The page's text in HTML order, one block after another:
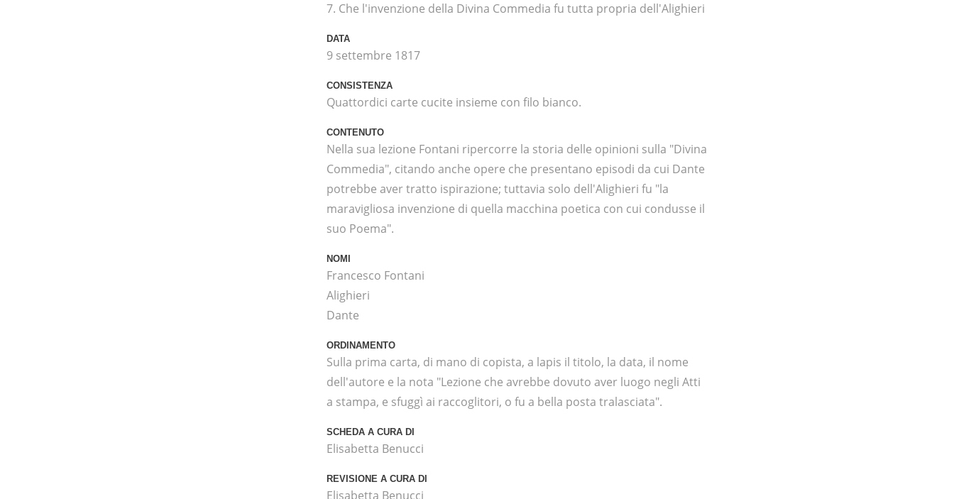
7. Che l'invenzione della Divina Commedia fu tutta propria dell'Alighieri
DATA
9 settembre 1817
CONSISTENZA
Quattordici carte cucite insieme con filo bianco.
CONTENUTO
Nella sua lezione Fontani ripercorre la storia delle opinioni sulla "Divina
Commedia", citando anche opere che presentano episodi da cui Dante
potrebbe aver tratto ispirazione; tuttavia solo dell'Alighieri fu "la
maravigliosa invenzione di quella macchina poetica con cui condusse il
suo Poema".
NOMI
Francesco Fontani
Alighieri
Dante
ORDINAMENTO
Sulla prima carta, di mano di copista, a lapis il titolo, la data, il nome
dell'autore e la nota "Lezione che avrebbe dovuto aver luogo negli Atti
a stampa, e sfuggì ai raccoglitori, o fu a bella posta tralasciata".
SCHEDA A CURA DI
Elisabetta Benucci
REVISIONE A CURA DI
Elisabetta Benucci